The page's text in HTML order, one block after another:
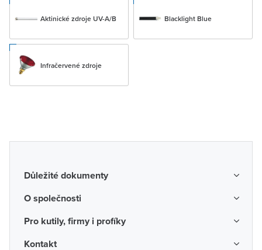
Aktinické zdroje UV-A/B Blacklight Blue
Infračervené zdroje
Důležité dokumenty
Obchodní podmínky
Reklamace a vrácení zboží
Odstoupení od smlouvy
O společnosti
O nás
Pro kutily, firmy i profíky
Katalogy probíhajících akcí
Kontakt